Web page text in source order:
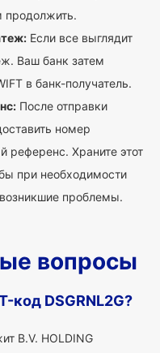
продолжить.
Если все выглядит
Ваш банк затем
в банк-получатель.
После отправки
номер
референс. Храните этот
при необходимости
проблемы.
вопросы
код DSGRNL2G?
B.V. HOLDING